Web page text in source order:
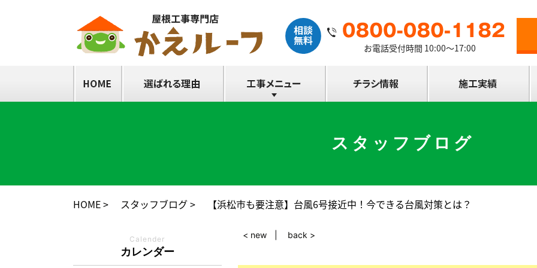
お電話受付時間 10:00～17:00
スタッフブログ
HOME スタッフブログ 【浜松市も要注意】台風6号接近中！今できる台風対策とは？
< new back >
Calender
カレンダー